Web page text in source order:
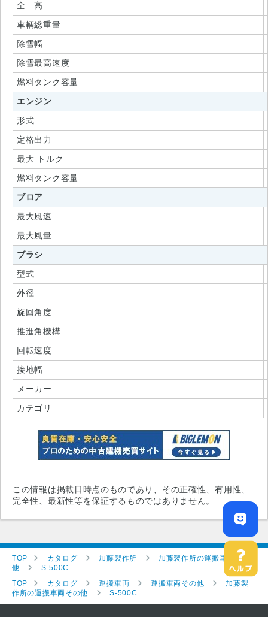
全 高
車輌総重量
除雪幅
除雪最高速度
燃料タンク容量
エンジン
形式
定格出力
最大 トルク
燃料タンク容量
ブロア
最大風速
最大風量
ブラシ
型式
外径
旋回角度
推進角機構
回転速度
接地幅
メーカー
カテゴリ
この情報は掲載日時点のものであり、その正確性、有用性、
完全性、最新性等を保証するものではありません。
TOP カタログ 加藤製作所
加藤製作所の運搬車両その
他
S-500C
TOP
カタログ 運搬車両 運搬車両その他
加藤製
作所の運搬車両その他
S-500C